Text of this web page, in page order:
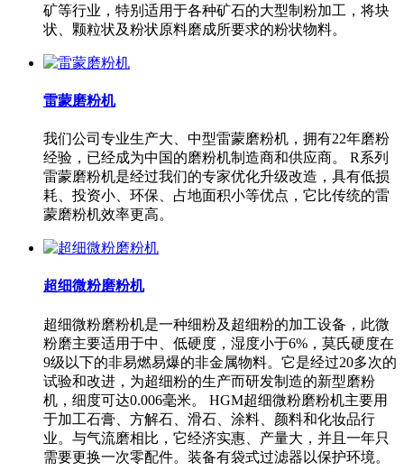
矿等行业，特别适用于各种矿石的大型制粉加工，将块
状、颗粒状及粉状原料磨成所要求的粉状物料。
雷蒙磨粉机
我们公司专业生产大、中型雷蒙磨粉机，拥有22年磨粉
经验，已经成为中国的磨粉机制造商和供应商。 R系列
雷蒙磨粉机是经过我们的专家优化升级改造，具有低损
耗、投资小、环保、占地面积小等优点，它比传统的雷
蒙磨粉机效率更高。
超细微粉磨粉机
超细微粉磨粉机是一种细粉及超细粉的加工设备，此微
粉磨主要适用于中、低硬度，湿度小于6%，莫氏硬度在
9级以下的非易燃易爆的非金属物料。它是经过20多次的
试验和改进，为超细粉的生产而研发制造的新型磨粉
机，细度可达0.006毫米。 HGM超细微粉磨粉机主要用
于加工石膏、方解石、滑石、涂料、颜料和化妆品行
业。与气流磨相比，它经济实惠、产量大，并且一年只
需要更换一次零配件。装备有袋式过滤器以保护环境。